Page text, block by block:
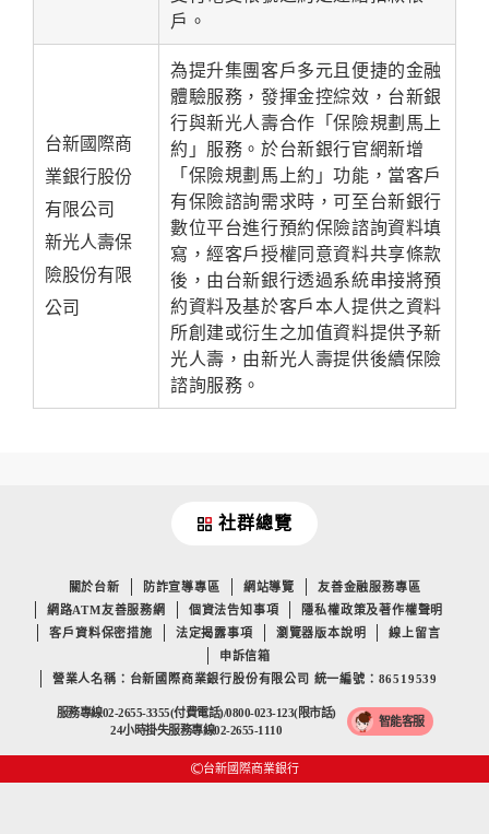
戶。
台新國際商
業銀行股份
有限公司
新光人壽保
險股份有限
公司
為提升集團客戶多元且便捷的金融
體驗服務，發揮金控綜效，台新銀
行與新光人壽合作「保險規劃馬上
約」服務。於台新銀行官網新增
「保險規劃馬上約」功能，當客戶
有保險諮詢需求時，可至台新銀行
數位平台進行預約保險諮詢資料填
寫，經客戶授權同意資料共享條款
後，由台新銀行透過系統串接將預
約資料及基於客戶本人提供之資料
所創建或衍生之加值資料提供予新
光人壽，由新光人壽提供後續保險
諮詢服務。
社群總覽
關於台新 防詐宣導專區 網站導覽
友善金融服務專區
網路ATM友善服務網
個資法告知事項
隱私權政策及著作權聲明
客戶資料保密措施
法定揭露事項 瀏覽器版本說明
線上留言
申訴信箱
營業人名稱：台新國際商業銀行股份有限公司 統一編號：86519539
服務專線02-2655-3355(付費電話)/0800-023-123(限市話)
24小時掛失服務專線02-2655-1110
智能客服
台新國際商業銀行